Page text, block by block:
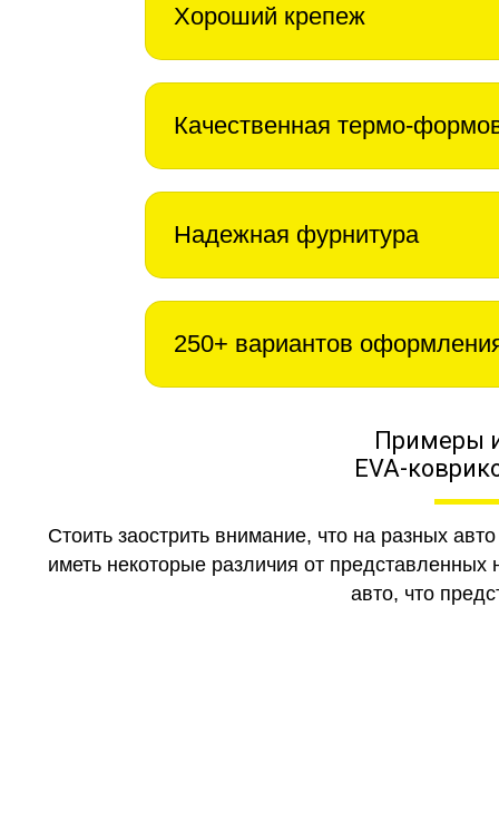
Хороший крепеж
Качественная термо-
Надежная фурнитура
250+ вариантов
Примеры
EVA-
Стоить заострить внимание, что на разных
иметь некоторые различия от
авто, что